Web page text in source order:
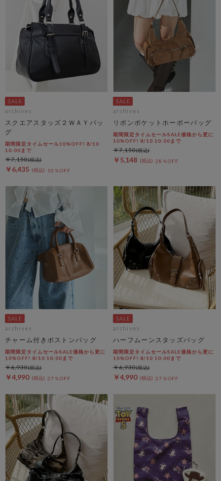
archives
スクエアスタッズ２ＷＡＹバッ
グ
期間限定タイムセール10%OFF! 8/10
10:00まで
￥6,435 10％OFF
￥7,150
archives
リボンポケットホーボーバッグ
期間限定タイムセールSALE価格から更に
10%OFF! 8/10 10:00まで
￥5,148 28％OFF
￥7,150
archives
チャーム付きボストンバッグ
期間限定タイムセールSALE価格から更に
10%OFF! 8/10 10:00まで
￥4,990 27％OFF
￥6,930
archives
ハーフムーンスタッズバッグ
期間限定タイムセールSALE価格から更に
10%OFF! 8/10 10:00まで
￥4,990 27％OFF
￥6,930